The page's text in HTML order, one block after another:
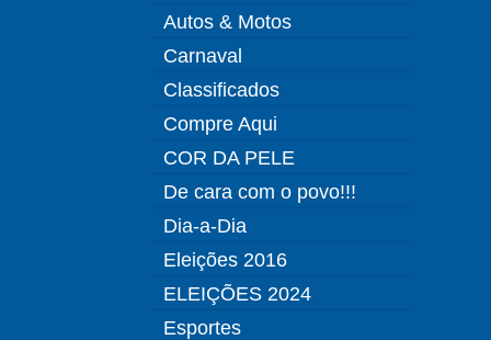
Autos & Motos
Carnaval
Classificados
Compre Aqui
COR DA PELE
De cara com o povo!!!
Dia-a-Dia
Eleições 2016
ELEIÇÕES 2024
Esportes